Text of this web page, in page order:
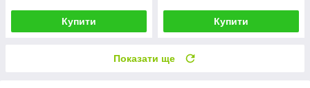
Купити Купити
Показати ще